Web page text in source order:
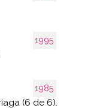
1995
1985